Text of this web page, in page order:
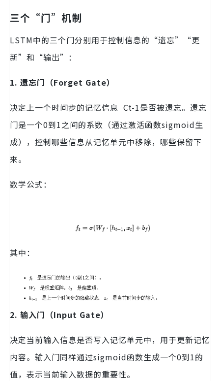
三个“门”机制
LSTM中的三个门分别用于控制信息的“遗忘”“更
新”和“输出”：
1. 遗忘门（Forget Gate）
决定上一个时间步的记忆信息 Ct-1是否被遗忘。遗忘
门是一个0到1之间的系数（通过激活函数sigmoid生
成），控制哪些信息从记忆单元中移除，哪些保留下
来。
数学公式：
其中：
2. 输入门（Input Gate）
决定当前输入信息是否写入记忆单元中，用于更新记忆
内容。输入门同样通过sigmoid函数生成一个0到1的
值，表示当前输入数据的重要性。